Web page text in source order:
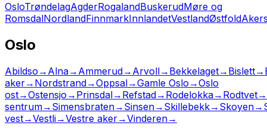
OsloTrøndelagAgderRogalandBuskerudMøre og
RomsdalNordlandFinnmarkInnlandetVestlandØstfold
Oslo
Abildso → Alna→ Ammerud→ Arvoll→ Bekkelaget→ Bislett→
aker→ Nordstrand→Oppsal→Gamle Oslo →Oslo
ost→Ostensjo → Prinsdal→ Refstad→ Rodelokka→ Rodtvet→
sentrum→ Simensbraten→ Sinsen→ Skillebekk→ Skoyen→
vest→Vestli→Vestre aker→Vinderen→